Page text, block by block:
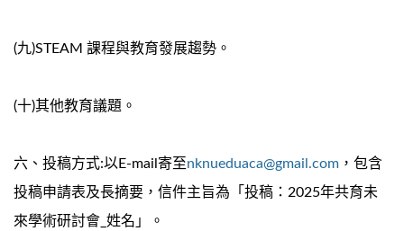
(九)STEAM 課程與教育發展趨勢。
(十)其他教育議題。
六、投稿方式:以E-mail寄至nknueduaca@gmail.com ，包含
投稿申請表及長摘要，信件主旨為「投稿：2025年共育未
來學術研討會_姓名」。